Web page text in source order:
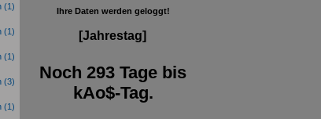
(1)
(1)
(1)
(3)
(1)
Ihre Daten werden geloggt!
[Jahrestag]
Noch 293 Tage bis
kAo$-Tag.